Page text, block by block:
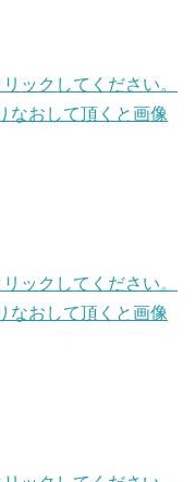
ックしてください。
なおして頂くと画像
ックしてください。
なおして頂くと画像